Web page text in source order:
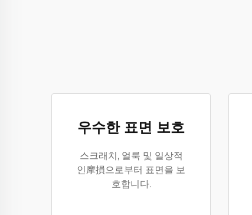
우수한 표면 보호
스크래치, 얼룩 및 일상적
인摩損으로부터 표면을 보
호합니다.